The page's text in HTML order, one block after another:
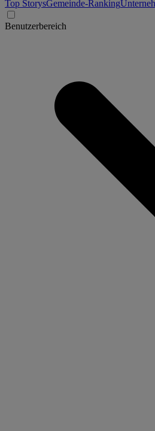
Top StorysGemeinde-Ranking
Benutzerbereich